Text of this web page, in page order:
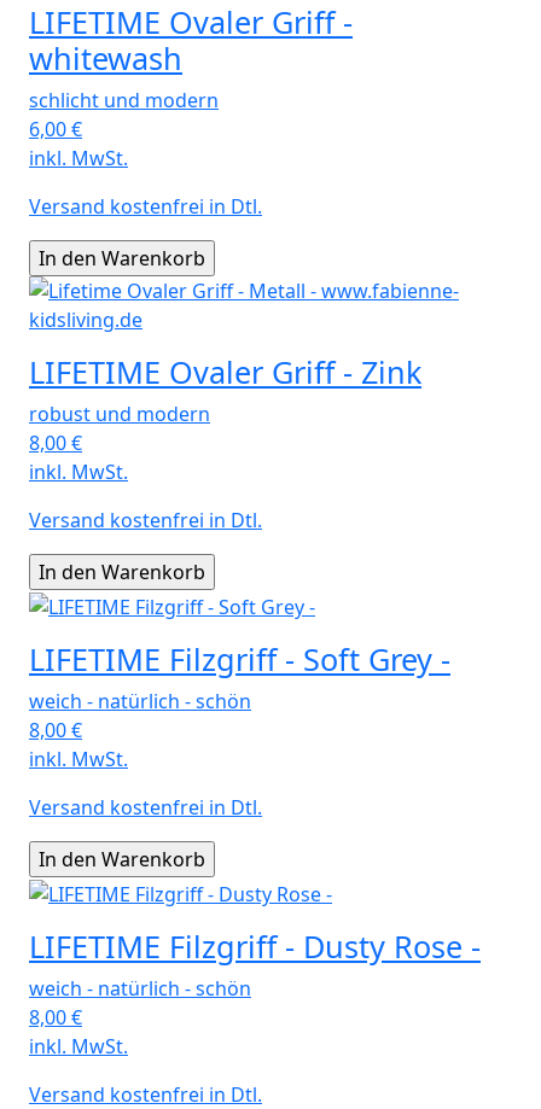
LIFETIME Ovaler Griff -
whitewash
schlicht und modern
6,00€
inkl. MwSt.
Versand kostenfrei in Dtl.
LIFETIME Ovaler Griff - Zink
robust und modern
8,00€
inkl. MwSt.
Versand kostenfrei in Dtl.
LIFETIME Filzgriff - Soft Grey -
weich - natürlich - schön
8,00€
inkl. MwSt.
Versand kostenfrei in Dtl.
LIFETIME Filzgriff - Dusty Rose -
weich - natürlich - schön
8,00€
inkl. MwSt.
Versand kostenfrei in Dtl.